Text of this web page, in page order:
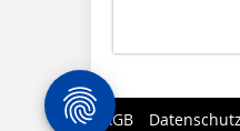
AGB Datenschutz